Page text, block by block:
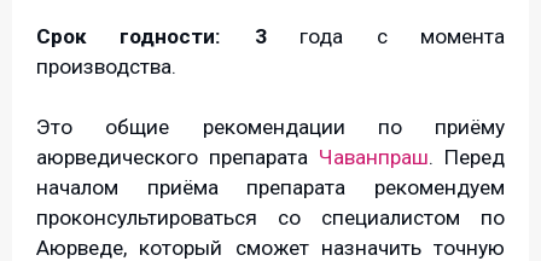
Срок годности: 3года с момента
производства.
Это общие рекомендации по приёму
аюрведического препарата Чаванпраш. Перед
началом приёма препарата рекомендуем
проконсультироваться со специалистом по
Аюрведе, который сможет назначить точную